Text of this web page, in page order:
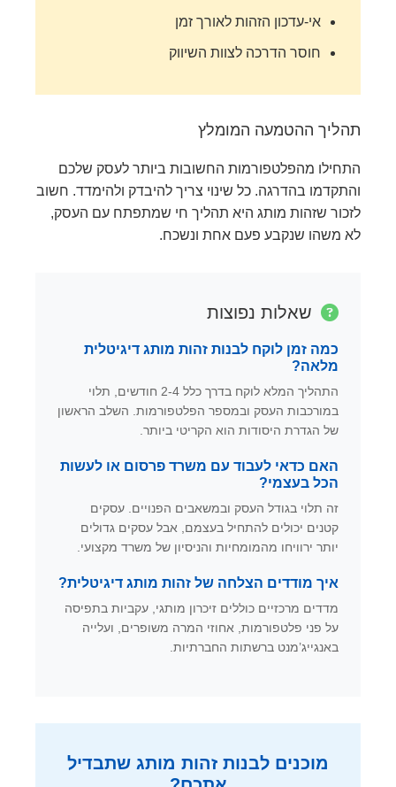
אי-עדכון הזהות לאורך זמן
חוסר הדרכה לצוות השיווק
תהליך ההטמעה המומלץ
התחילו מהפלטפורמות החשובות ביותר לעסק שלכם
והתקדמו בהדרגה. כל שינוי צריך להיבדק ולהימדד. חשוב
לזכור שזהות מותג היא תהליך חי שמתפתח עם העסק,
לא משהו שנקבע פעם אחת ונשכח.
שאלות נפוצות
כמה זמן לוקח לבנות זהות מותג דיגיטלית
מלאה?
התהליך המלא לוקח בדרך כלל 2-4 חודשים, תלוי
במורכבות העסק ובמספר הפלטפורמות. השלב הראשון
של הגדרת היסודות הוא הקריטי ביותר.
האם כדאי לעבוד עם משרד פרסום או לעשות
הכל בעצמי?
זה תלוי בגודל העסק ובמשאבים הפנויים. עסקים
קטנים יכולים להתחיל בעצמם, אבל עסקים גדולים
יותר ירוויחו מהמומחיות והניסיון של משרד מקצועי.
איך מודדים הצלחה של זהות מותג דיגיטלית?
מדדים מרכזיים כוללים זיכרון מותגי, עקביות בתפיסה
על פני פלטפורמות, אחוזי המרה משופרים, ועלייה
באנגייג’מנט ברשתות החברתיות.
מוכנים לבנות זהות מותג שתבדיל